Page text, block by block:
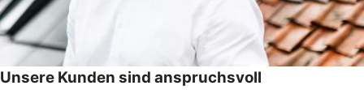
Unsere Kunden sind anspruchsvoll